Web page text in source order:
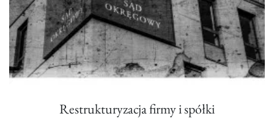
Restrukturyzacja firmy i spółki